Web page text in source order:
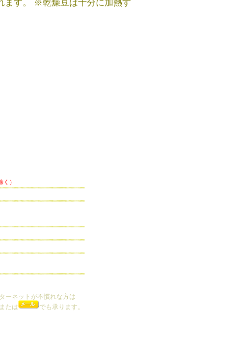
ます。 ※乾燥豆は十分に加熱す
）
ーネットが不慣れな方は
または
でも承ります。